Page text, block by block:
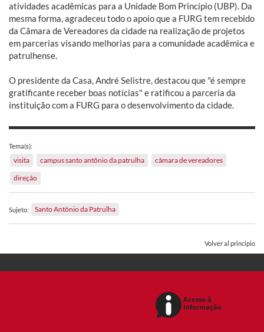
atividades acadêmicas para a Unidade Bom Princípio (UBP). Da
mesma forma, agradeceu todo o apoio que a FURG tem recebido
da Câmara de Vereadores da cidade na realização de projetos
em parcerias visando melhorias para a comunidade acadêmica e
patrulhense.
O presidente da Casa, André Selistre, destacou que "é sempre
gratificante receber boas notícias" e ratificou a parceria da
instituição com a FURG para o desenvolvimento da cidade.
Tema(s):
visita campus santo antônio da patrulha
câmara de vereadores
direção
Sujeto: Santo Antônio da Patrulha
Volver al principio